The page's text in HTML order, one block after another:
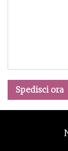
Spedisci ora